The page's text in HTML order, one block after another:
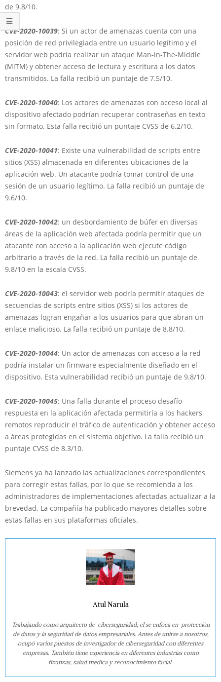
de 9.8/10.
CVE-2020-10039: Si un actor de amenazas cuenta con una
posición de red privilegiada entre un usuario legítimo y el
servidor web podría realizar un ataque Man-in-The-Middle
(MiTM) y obtener acceso de lectura y escritura a los datos
transmitidos. La falla recibió un puntaje de 7.5/10.
CVE-2020-10040: Los actores de amenazas con acceso local al
dispositivo afectado podrían recuperar contraseñas en texto
sin formato. Esta falla recibió un puntaje CVSS de 6.2/10.
CVE-2020-10041: Existe una vulnerabilidad de scripts entre
sitios (XSS) almacenada en diferentes ubicaciones de la
aplicación web. Un atacante podría tomar control de una
sesión de un usuario legítimo. La falla recibió un puntaje de
9.6/10.
CVE-2020-10042: un desbordamiento de búfer en diversas
áreas de la aplicación web afectada podría permitir que un
atacante con acceso a la aplicación web ejecute código
arbitrario a través de la red. La falla recibió un puntaje de
9.8/10 en la escala CVSS.
CVE-2020-10043: el servidor web podría permitir ataques de
secuencias de scripts entre sitios (XSS) si los actores de
amenazas logran engañar a los usuarios para que abran un
enlace malicioso. La falla recibió un puntaje de 8.8/10.
CVE-2020-10044: Un actor de amenazas con acceso a la red
podría instalar un firmware especialmente diseñado en el
dispositivo. Esta vulnerabilidad recibió un puntaje de 9.8/10.
CVE-2020-10045: Una falla durante el proceso desafío-
respuesta en la aplicación afectada permitiría a los hackers
remotos reproducir el tráfico de autenticación y obtener acceso
a áreas protegidas en el sistema objetivo. La falla recibió un
puntaje CVSS de 8.3/10.
Siemens ya ha lanzado las actualizaciones correspondientes
para corregir estas fallas, por lo que se recomienda a los
administradores de implementaciones afectadas actualizar a la
brevedad. La compañía ha publicado mayores detalles sobre
estas fallas en sus plataformas oficiales.
Atul Narula
Trabajando como arquitecto de ciberseguridad, el se enfoca en protección
de datos y la seguridad de datos empresariales. Antes de unirse a nosotros,
ocupó varios puestos de investigador de ciberseguridad con diferentes
empresas. También tiene experiencia en diferentes industrias como
finanzas, salud medica y reconocimiento facial.